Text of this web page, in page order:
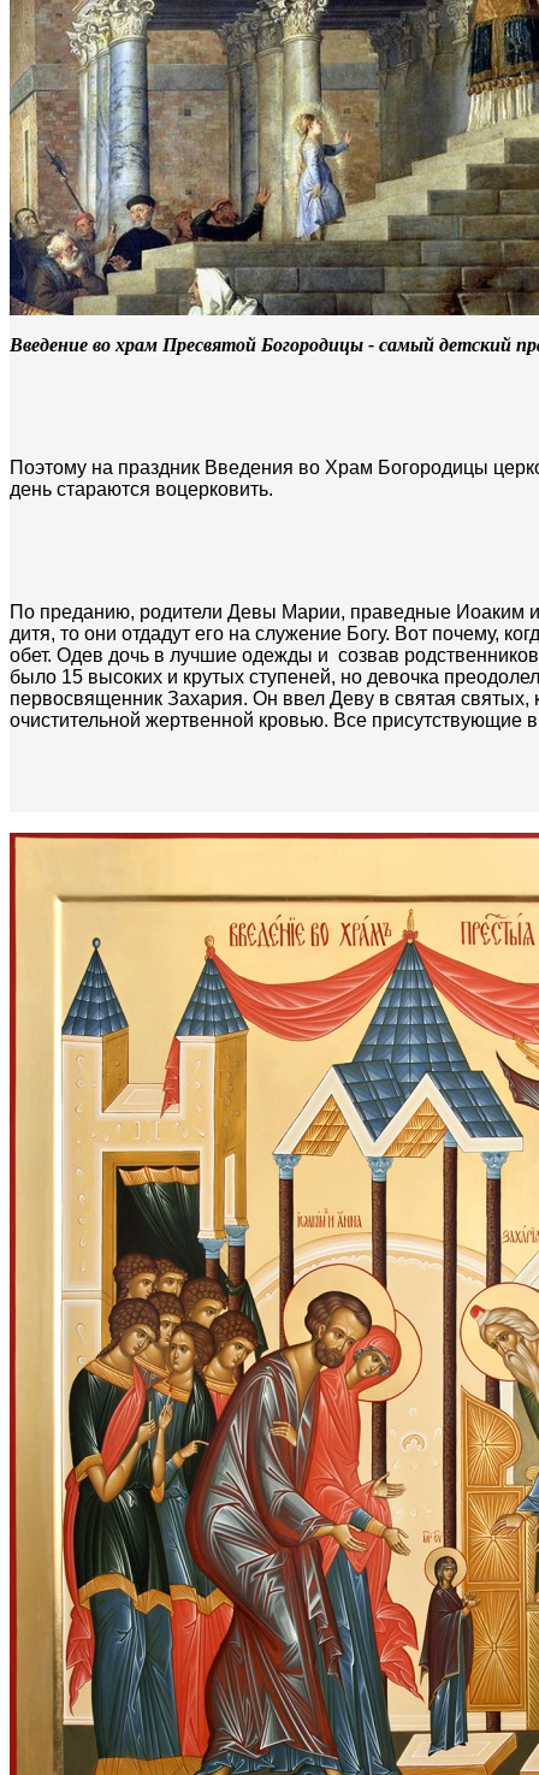
Введение во храм Пресвятой Богородицы - самый детский
Поэтому на праздник Введения во Храм Богородицы
день стараются воцерковить.
По преданию, родители Девы Марии, праведные Иоаким
дитя, то они отдадут его на служение Богу. Вот почему,
обет. Одев дочь в лучшие одежды и созвав
было 15 высоких и крутых ступеней, но девочка
первосвященник Захария. Он ввел Деву в святая святых,
очистительной жертвенной кровью. Все